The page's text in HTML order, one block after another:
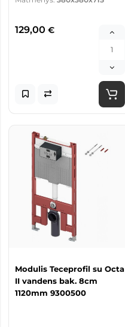
129,00 €
Modulis Teceprofil su Octa
II vandens bak. 8cm
1120mm 9300500